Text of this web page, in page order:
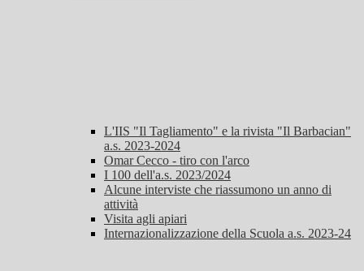
L'IIS "Il Tagliamento" e la rivista "Il Barbacian"
a.s. 2023-2024
Omar Cecco - tiro con l'arco
I 100 dell'a.s. 2023/2024
Alcune interviste che riassumono un anno di
attività
Visita agli apiari
Internazionalizzazione della Scuola a.s. 2023-24